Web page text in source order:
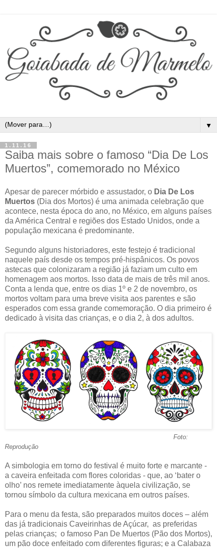
▼
1.11.16
Saiba mais sobre o famoso “Dia De Los
Muertos”, comemorado no México
Apesar de parecer mórbido e assustador, o Dia De Los
Muertos (Dia dos Mortos) é uma animada celebração que
acontece, nesta época do ano, no México, em alguns países
da América Central e regiões dos Estado Unidos, onde a
população mexicana é predominante.
Segundo alguns historiadores, este festejo é tradicional
naquele país desde os tempos pré-hispânicos. Os povos
astecas que colonizaram a região já faziam um culto em
homenagem aos mortos. Isso data de mais de três mil anos.
Conta a lenda que, entre os dias 1º e 2 de novembro, os
mortos voltam para uma breve visita aos parentes e são
esperados com essa grande comemoração. O dia primeiro é
dedicado à visita das crianças, e o dia 2, à dos adultos.
Foto:
Reprodução
A simbologia em torno do festival é muito forte e marcante -
a caveira enfeitada com flores coloridas - que, ao ‘bater o
olho’ nos remete imediatamente àquela civilização, se
tornou símbolo da cultura mexicana em outros países.
Para o menu da festa, são preparados muitos doces – além
das já tradicionais Caveirinhas de Açúcar, as preferidas
pelas crianças; o famoso Pan De Muertos (Pão dos Mortos),
um pão doce enfeitado com diferentes figuras; e a Calabaza